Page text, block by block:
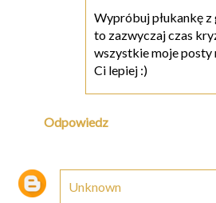
Wypróbuj płukankę z
to zazwyczaj czas
wszystkie moje posty
Ci lepiej :)
Odpowiedz
Unknown